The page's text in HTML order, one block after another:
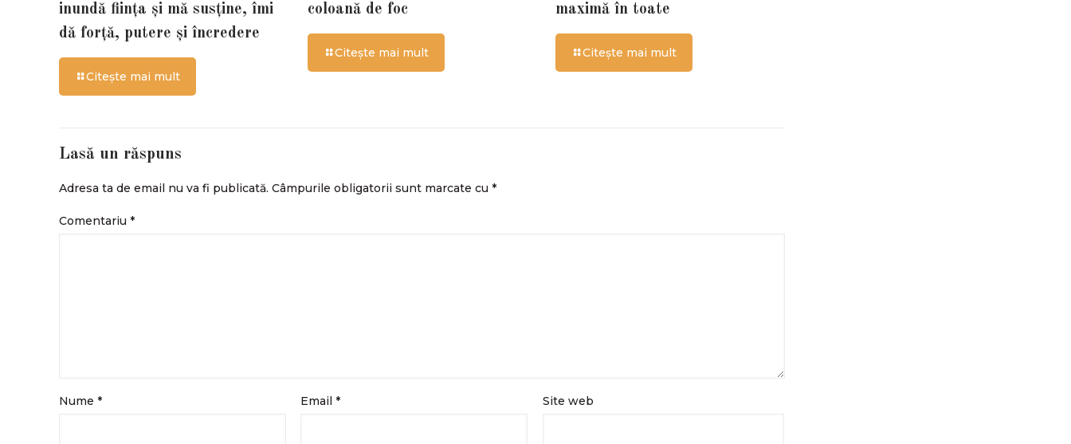
inundă ființa și mă susține, îmi
dă forță, putere și încredere
Citește mai mult
coloană de foc
Citește mai mult
maximă în toate
Citește mai mult
Lasă un răspuns
Adresa ta de email nu va fi publicată. Câmpurile obligatorii sunt marcate cu *
Comentariu *
Nume * Email* Site web